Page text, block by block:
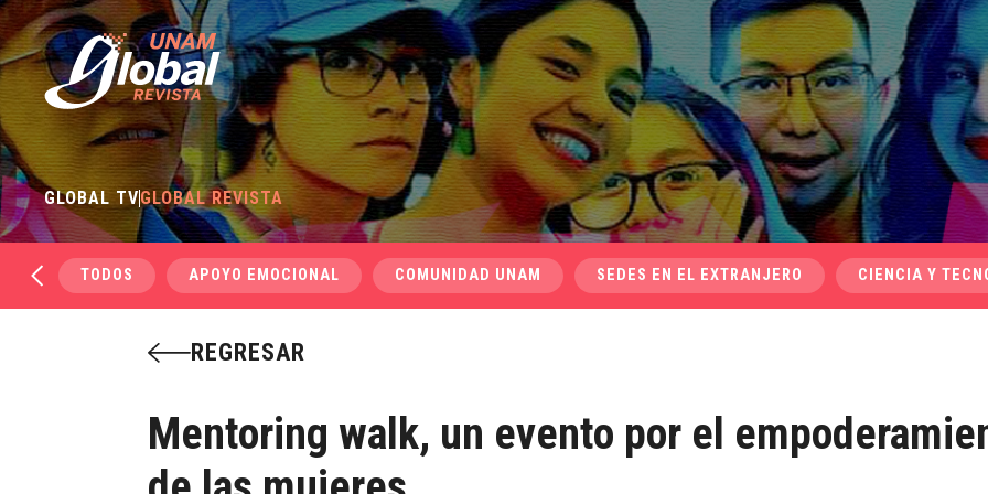
GLOBAL TVGLOBAL REVISTA
TODOS APOYO EMOCIONAL COMUNIDAD UNAM SEDES EN EL EXTRANJERO CIENCIA Y
REGRESAR
Mentoring walk, un evento por el